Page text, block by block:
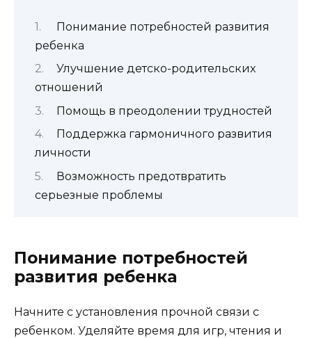
Понимание потребностей развития
ребенка
Улучшение детско-родительских
отношений
Помощь в преодолении трудностей
Поддержка гармоничного развития
личности
Возможность предотвратить
серьезные проблемы
Понимание потребностей
развития ребенка
Начните с установления прочной связи с
ребенком. Уделяйте время для игр, чтения и